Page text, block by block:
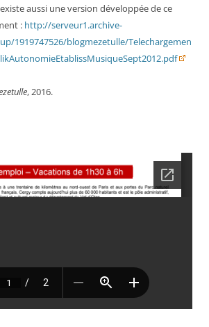
aussi une version développée de ce
: http://serveur1.archive-
1919747526/blogmezetulle/Telechargemen
, 2016.